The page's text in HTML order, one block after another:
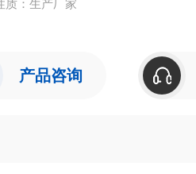
质：生产厂家
产品咨询